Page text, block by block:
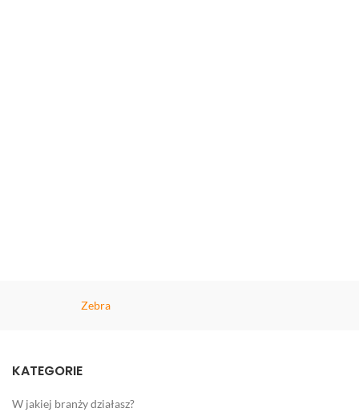
Zebra
KATEGORIE
W jakiej branży działasz?